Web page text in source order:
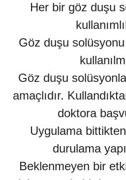
Her bir göz duşu
Göz duşu solüsyonu
Göz duşu
amaçlıdır.
doktora
Uygulama
durulama
Beklenmeyen bir